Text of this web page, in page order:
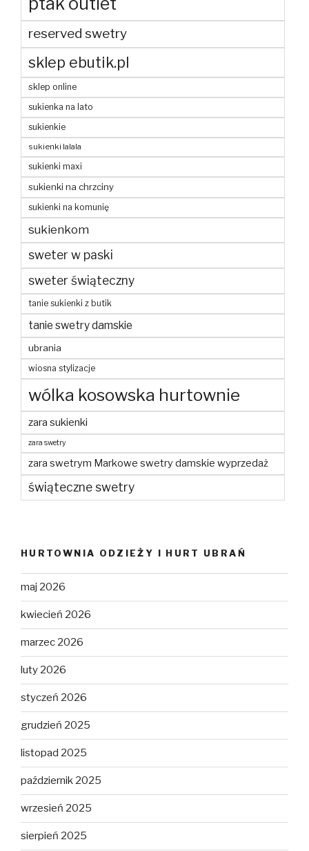
reserved swetry
sklep ebutik.pl
sklep online
sukienka na lato
sukienkie
sukienki lalala
sukienki maxi
sukienki na chrzciny
sukienki na komunię
sukienkom
sweter w paski
sweter świąteczny
tanie sukienki z butik
tanie swetry damskie
ubrania
wiosna stylizacje
wólka kosowska hurtownie
zara sukienki
zara swetry
zara swetrym Markowe swetry damskie wyprzedaż
świąteczne swetry
HURTOWNIA ODZIEŻY I HURT UBRAŃ
maj 2026
kwiecień 2026
marzec 2026
luty 2026
styczeń 2026
grudzień 2025
listopad 2025
październik 2025
wrzesień 2025
sierpień 2025